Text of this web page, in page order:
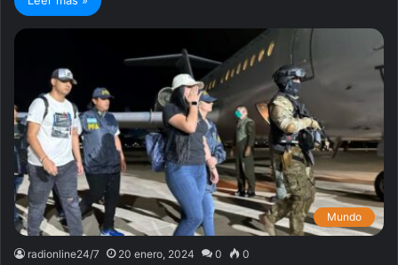
Mundo
radionline24/7 20 enero, 2024 0 0